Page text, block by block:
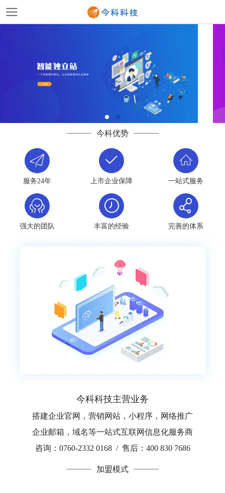
今科优势
服务24年 上市企业保障 一站式服务
强大的团队 丰富的经验 完善的体系
今科科技主营业务
搭建企业官网，营销网站，小程序，网络推广
企业邮箱，域名等一站式互联网信息化服务商
咨询：0760-2332 0168 / 售后：400 830 7686
加盟模式